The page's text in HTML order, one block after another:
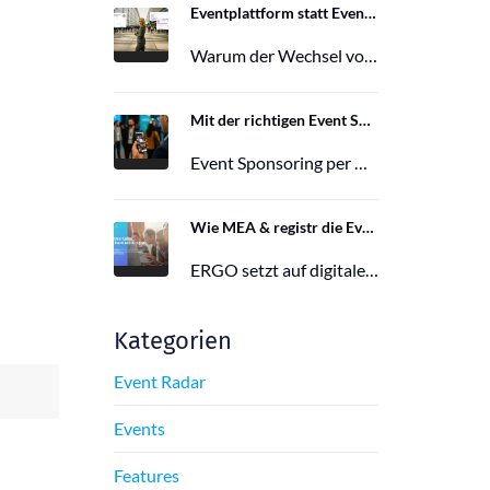
Eventplattform statt Event App: Der Wechsel von der Mobile Event App zu Polario
Warum der Wechsel von der Mobile Event App zu Polario erfolgt und wie Polario als moderne Eventplattform klassische Event Apps…
Mit der richtigen Event Sponsoring App zu mehr Reichweite, Leads und Wirkung
Event Sponsoring per App: messbar, flexibel und interaktiv. Jetzt mehr Sichtbarkeit und Wirkung für dein Event sichern.
Wie MEA & registr die Eventorganisation von 120 ERGO-Events pro Jahr optimieren
ERGO setzt auf digitale Eventorganisation mit MEA & registr. Effizient, nachhaltig und interaktiv – so gelingt moderne Eventplanung.
Kategorien
Event Radar
Events
Features